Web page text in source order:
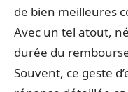
de bien meilleures
Avec un tel atout,
durée du
Souvent, ce geste